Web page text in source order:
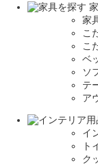
家
こ
こ
ベ
ソ
テ
ア
イ
ト
ク